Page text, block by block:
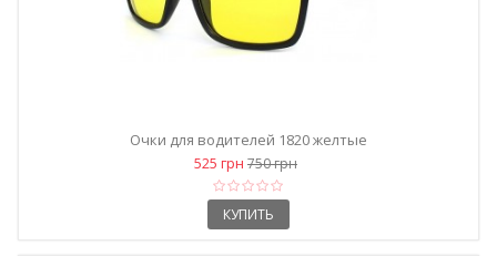
Очки для водителей 1820 желтые
525 грн 750 грн
КУПИТЬ